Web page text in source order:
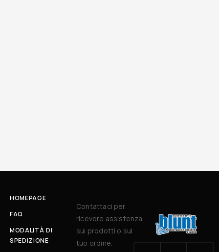
HOMEPAGE
FAQ
MODALITÀ DI
SPEDIZIONE
Contattaci per
ricevere assistenza
sui prodotti o sul
tuo ordine.